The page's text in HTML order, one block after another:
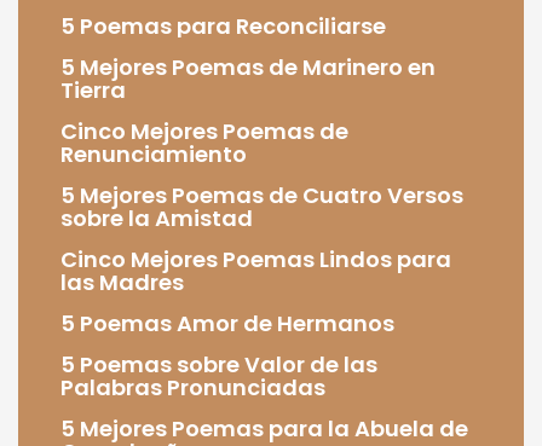
5 Poemas para Reconciliarse
5 Mejores Poemas de Marinero en
Tierra
Cinco Mejores Poemas de
Renunciamiento
5 Mejores Poemas de Cuatro Versos
sobre la Amistad
Cinco Mejores Poemas Lindos para
las Madres
5 Poemas Amor de Hermanos
5 Poemas sobre Valor de las
Palabras Pronunciadas
5 Mejores Poemas para la Abuela de